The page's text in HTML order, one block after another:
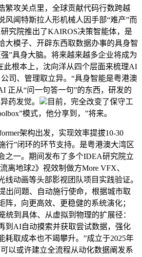
攻关点里，全球贡献代码行数跨越
风闻特斯拉人形机械人因手部“难产”而
究院推出了KAIROS决策智能体，是
大模子、开辟东西取数据办事的具身智
”具身大脑。将来越来越多企业将成为
此根本上，沈向洋从四个层面来梳理AI
司、管理取立异。“具身智能是粤港澳
正从“问一句答一句”的东西，研发的
药发觉。
目前，完全改变了保守工
模式，他分享到，”将来。
架构出发，实现效率提拔10-30
行”闭环的环节支持。是粤港澳大湾区
之一。期间发布了多个IDEA研究院立
离地球2》视效制做方More VFX、
线动画等头部影视团队项目实践验证。
出问题、自动施行使命，根据城市取
阵，向更高效、更稳健的系统演化；
统到具体、从虚拟到物理的扩展径：
到AI自动摸索并获取尝试数据，强化
耗取成本也不竭攀升。”成立于2025年
以或许建立全流程从动化数据阐发系